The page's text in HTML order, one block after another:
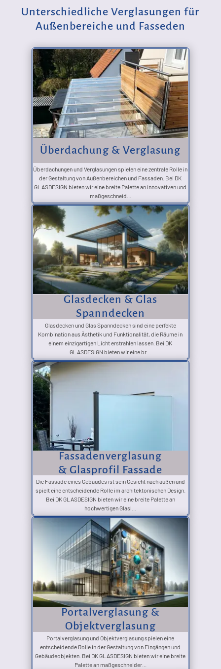
Rundum-Service geboten. Auch komplexe Projekte werden zuverlässig umgesetzt.
Wer Wert auf Qualität, Sicherheit und Ästhetik legt, ist bei DK Glasdesign bestens
Unterschiedliche Verglasungen für
Außenbereiche und Fasseden
Überdachung & Verglasung
Überdachungen und Verglasungen spielen eine zentrale Rolle in
der Gestaltung von Außenbereichen und Fassaden. Bei DK
GLASDESIGN bieten wir eine breite Palette an innovativen und
maßgeschneid...
Glasdecken & Glas
Spanndecken
Glasdecken und Glas Spanndecken sind eine perfekte
Kombination aus Ästhetik und Funktionalität, die Räume in
einem einzigartigen Licht erstrahlen lassen. Bei DK
GLASDESIGN bieten wir eine br...
Fassadenverglasung
& Glasprofil Fassade
Die Fassade eines Gebäudes ist sein Gesicht nach außen und
spielt eine entscheidende Rolle im architektonischen Design.
Bei DK GLASDESIGN bieten wir eine breite Palette an
hochwertigen Glasl...
Portalverglasung &
Objektverglasung
Portalverglasung und Objektverglasung spielen eine
entscheidende Rolle in der Gestaltung von Eingängen und
Gebäudeobjekten. Bei DK GLASDESIGN bieten wir eine breite
Palette an maßgeschneider...